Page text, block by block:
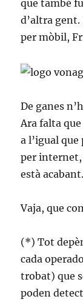
que també
d’altra
per mòbil,
De ganes
Ara falta
a l’igual que
per internet,
està acabant.
Vaja, que
(*) Tot
cada
trobat) que
poden